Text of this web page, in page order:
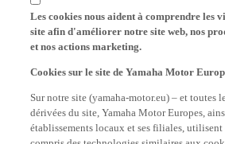
site afin d'améliorer notre site web, nos
dérivées du site, Yamaha Motor Europes, ainsi
établissements locaux et ses filiales, utilisent
compris des technologies similaires aux